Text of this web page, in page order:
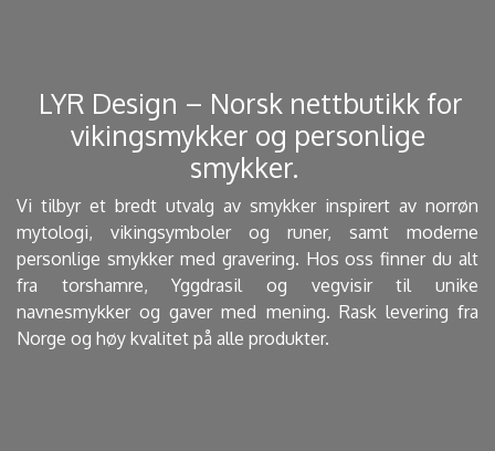
​ LYR Design – Norsk nettbutikk for
vikingsmykker og personlige
smykker. ​
Vi tilbyr et bredt utvalg av smykker inspirert av norrøn
mytologi, vikingsymboler og runer, samt moderne
personlige smykker med gravering. Hos oss finner du alt
fra torshamre, Yggdrasil og vegvisir til unike
navnesmykker og gaver med mening. Rask levering fra
Norge og høy kvalitet på alle produkter.